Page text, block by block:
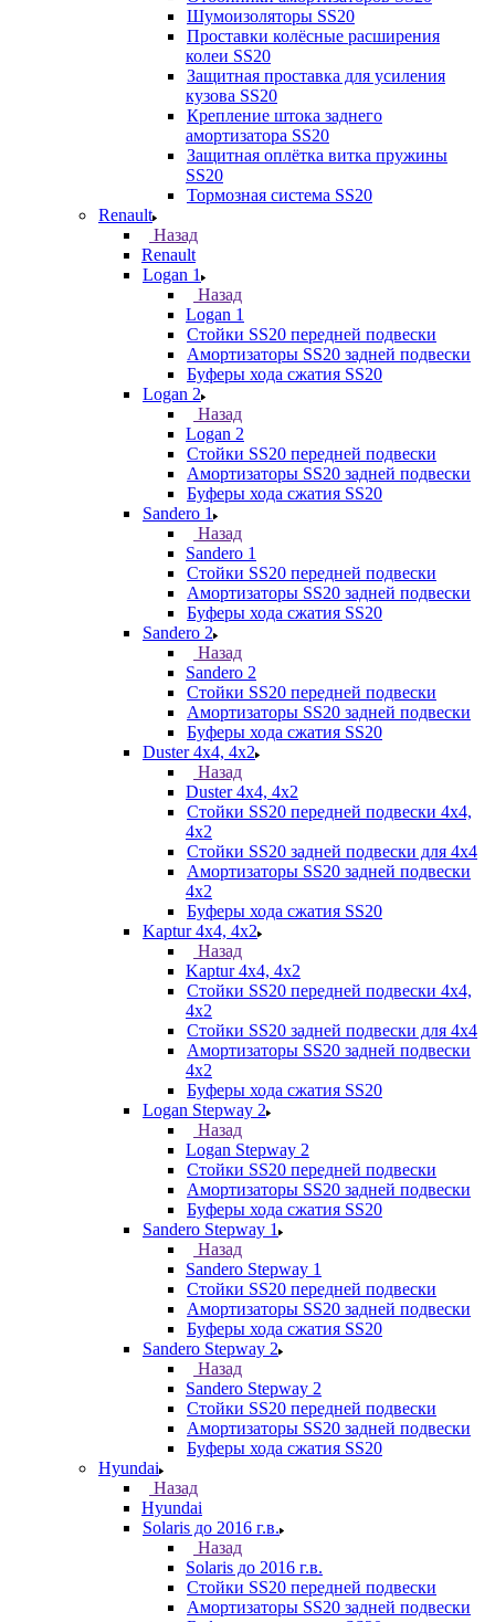
Шумоизоляторы SS20
Проставки колёсные расширения
колеи SS20
Защитная проставка для усиления
кузова SS20
Крепление штока заднего
амортизатора SS20
Защитная оплётка витка пружины
SS20
Тормозная система SS20
Renault
Назад
Renault
Logan 1
Назад
Logan 1
Стойки SS20 передней подвески
Амортизаторы SS20 задней подвески
Буферы хода сжатия SS20
Logan 2
Назад
Logan 2
Стойки SS20 передней подвески
Амортизаторы SS20 задней подвески
Буферы хода сжатия SS20
Sandero 1
Назад
Sandero 1
Стойки SS20 передней подвески
Амортизаторы SS20 задней подвески
Буферы хода сжатия SS20
Sandero 2
Назад
Sandero 2
Стойки SS20 передней подвески
Амортизаторы SS20 задней подвески
Буферы хода сжатия SS20
Duster 4х4, 4x2
Назад
Duster 4х4, 4x2
Стойки SS20 передней подвески 4х4,
4x2
Стойки SS20 задней подвески для 4х4
Амортизаторы SS20 задней подвески
4х2
Буферы хода сжатия SS20
Kaptur 4х4, 4х2
Назад
Kaptur 4х4, 4х2
Стойки SS20 передней подвески 4х4,
4x2
Стойки SS20 задней подвески для 4х4
Амортизаторы SS20 задней подвески
4х2
Буферы хода сжатия SS20
Logan Stepway 2
Назад
Logan Stepway 2
Стойки SS20 передней подвески
Амортизаторы SS20 задней подвески
Буферы хода сжатия SS20
Sandero Stepway 1
Назад
Sandero Stepway 1
Стойки SS20 передней подвески
Амортизаторы SS20 задней подвески
Буферы хода сжатия SS20
Sandero Stepway 2
Назад
Sandero Stepway 2
Стойки SS20 передней подвески
Амортизаторы SS20 задней подвески
Буферы хода сжатия SS20
Hyundai
Назад
Hyundai
Solaris до 2016 г.в.
Назад
Solaris до 2016 г.в.
Стойки SS20 передней подвески
Амортизаторы SS20 задней подвески